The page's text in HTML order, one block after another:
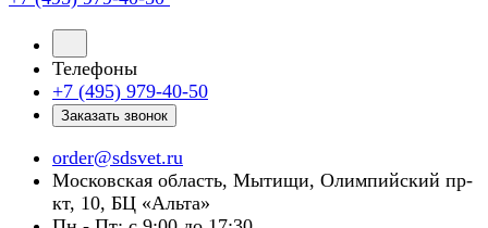
Телефоны
+7 (495) 979-40-50
Заказать звонок
order@sdsvet.ru
Московская область, Мытищи, Олимпийский пр-
кт, 10, БЦ «Альта»